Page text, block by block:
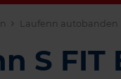
Laufenn autobanden
S FIT